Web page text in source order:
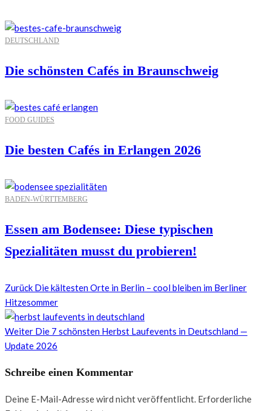
DEUTSCHLAND
Die schönsten Cafés in Braunschweig
FOOD GUIDES
Die besten Cafés in Erlangen 2026
BADEN-WÜRTTEMBERG
Essen am Bodensee: Diese typischen
Spezialitäten musst du probieren!
Zurück Die kältesten Orte in Berlin – cool bleiben im Berliner
Hitzesommer
Weiter Die 7 schönsten Herbst Laufevents in Deutschland —
Update 2026
Schreibe einen Kommentar
Deine E-Mail-Adresse wird nicht veröffentlicht. Erforderliche